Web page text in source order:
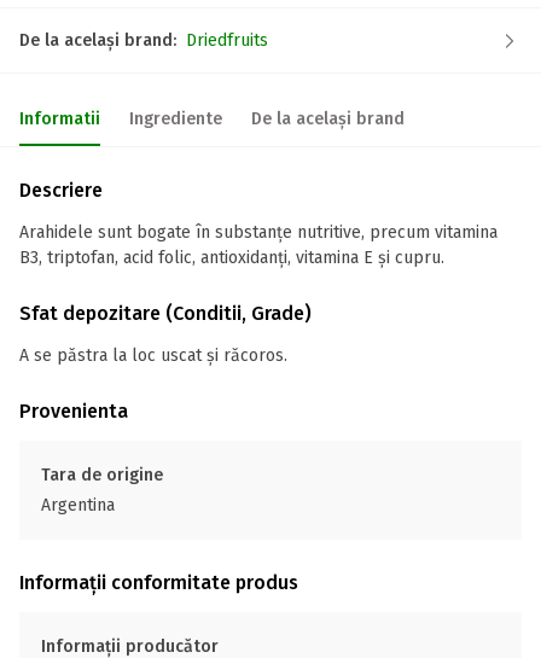
De la același brand: Driedfruits
Informatii Ingrediente De la același brand
Descriere
Arahidele sunt bogate în substanțe nutritive, precum vitamina
B3, triptofan, acid folic, antioxidanți, vitamina E și cupru.
Sfat depozitare (Conditii, Grade)
A se păstra la loc uscat și răcoros.
Provenienta
Tara de origine
Argentina
Informații conformitate produs
Informații producător